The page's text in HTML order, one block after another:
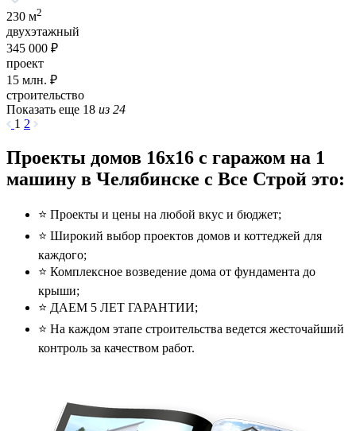
230 м2
двухэтажный
345 000 ₽
проект
15 млн. ₽
строительство
Показать еще 18 из 24
1 2
Проекты домов 16x16 с гаражом на 1
машину в Челябинске с Все Строй это:
⭐️ Проекты и цены на любой вкус и бюджет;
⭐️ Широкий выбор проектов домов и коттеджей для
каждого;
⭐️ Комплексное возведение дома от фундамента до
крыши;
⭐️ ДАЕМ 5 ЛЕТ ГАРАНТИИ;
⭐️ На каждом этапе строительства ведется жесточайший
контроль за качеством работ.